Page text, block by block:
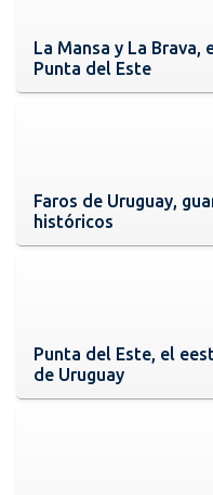
La Mansa y La
Punta del Este
Faros de Uruguay,
históricos
Punta del Este, el
de Uruguay